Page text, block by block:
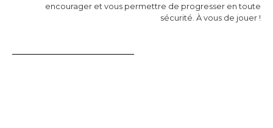
encourager et vous permettre de progresser en toute
sécurité. À vous de jouer !